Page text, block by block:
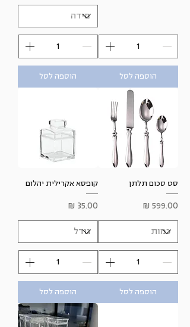
הוספה לסל הוספה לסל
סט סכום תלתן
מחיר
הוספה לסל
קופסא אקרילית יהלום
מחיר
הוספה לסל